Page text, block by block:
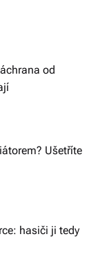
od
Ušetříte
hasiči ji tedy